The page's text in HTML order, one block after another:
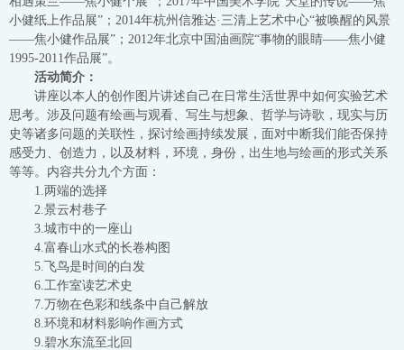
小健纸上作品展”；2014年杭州信雅达·三清上艺术中心“被唤醒的风景
——焦小健作品展”；2012年北京中国油画院“事物的眼睛——焦小健
1995-2011作品展”。
活动简介：
讲座以本人的创作图片讲述自己在日常生活世界中如何实验艺术
思考。涉及问题有绘画与观看、写生与想象、哲学与诗歌，现实与历
史等诸多问题的关联性，探讨绘画持续发展，面对中断我们能否保持
感受力、创造力，以及材料，环境，身份，出生地与绘画的形式关系
等等。内容共分九个方面：
1.两端的选择
2.景云村巷子
3.城市中的一座山
4.富春山水式的长卷构图
5.飞鸟是时间的白发
6.工作室读艺术史
7.万物在色彩和线条中自己解放
8.环境和材料影响作画方式
9.碧水东流至北回